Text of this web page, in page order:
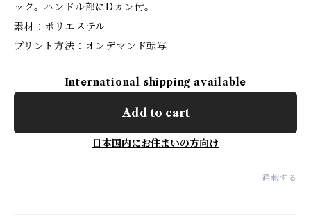
ック。ハンドル部にDカン付。
素材：ポリエステル
プリント方法：オンデマンド転写
International shipping available
Add to cart
日本国内にお住まいの方向け
通報する